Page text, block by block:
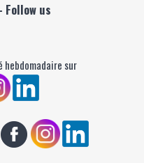
Follow us
sur